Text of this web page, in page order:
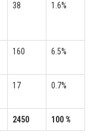
38 1.6%
160 6.5%
17 0.7%
2450 100 %